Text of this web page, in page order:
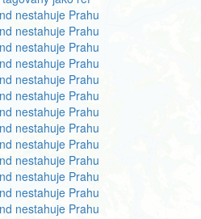
nestahuje Prahu
nestahuje Prahu
nestahuje Prahu
nestahuje Prahu
nestahuje Prahu
nestahuje Prahu
nestahuje Prahu
nestahuje Prahu
nestahuje Prahu
nestahuje Prahu
nestahuje Prahu
nestahuje Prahu
nestahuje Prahu